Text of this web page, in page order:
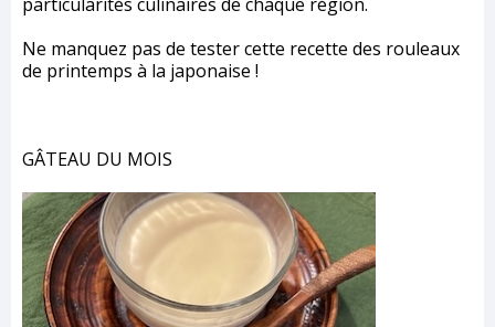
Ne manquez pas de tester cette recette des rouleaux
de printemps à la japonaise !
GÂTEAU DU MOIS